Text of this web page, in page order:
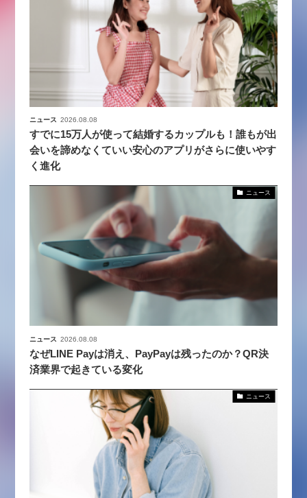
ニュース 2026.08.08
すでに15万人が使って結婚するカップルも！誰もが出
会いを諦めなくていい安心のアプリがさらに使いやす
く進化
ニュース
ニュース 2026.08.08
なぜLINE Payは消え、PayPayは残ったのか？QR決
済業界で起きている変化
ニュース